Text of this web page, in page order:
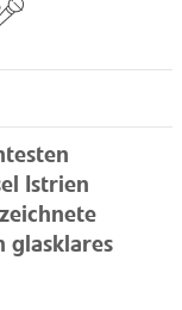
Istrien
glasklares